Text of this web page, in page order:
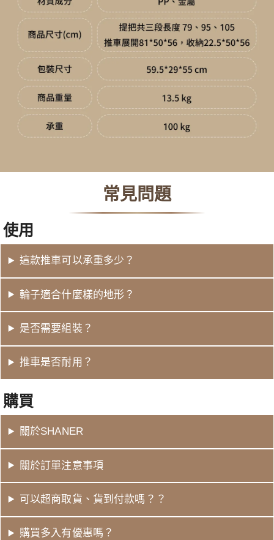
常見問題
使用
這款推車可以承重多少？
輪子適合什麼樣的地形？
是否需要組裝？
推車是否耐用？
購買
關於SHANER
關於訂單注意事項
可以超商取貨、貨到付款嗎？？
購買多入有優惠嗎？